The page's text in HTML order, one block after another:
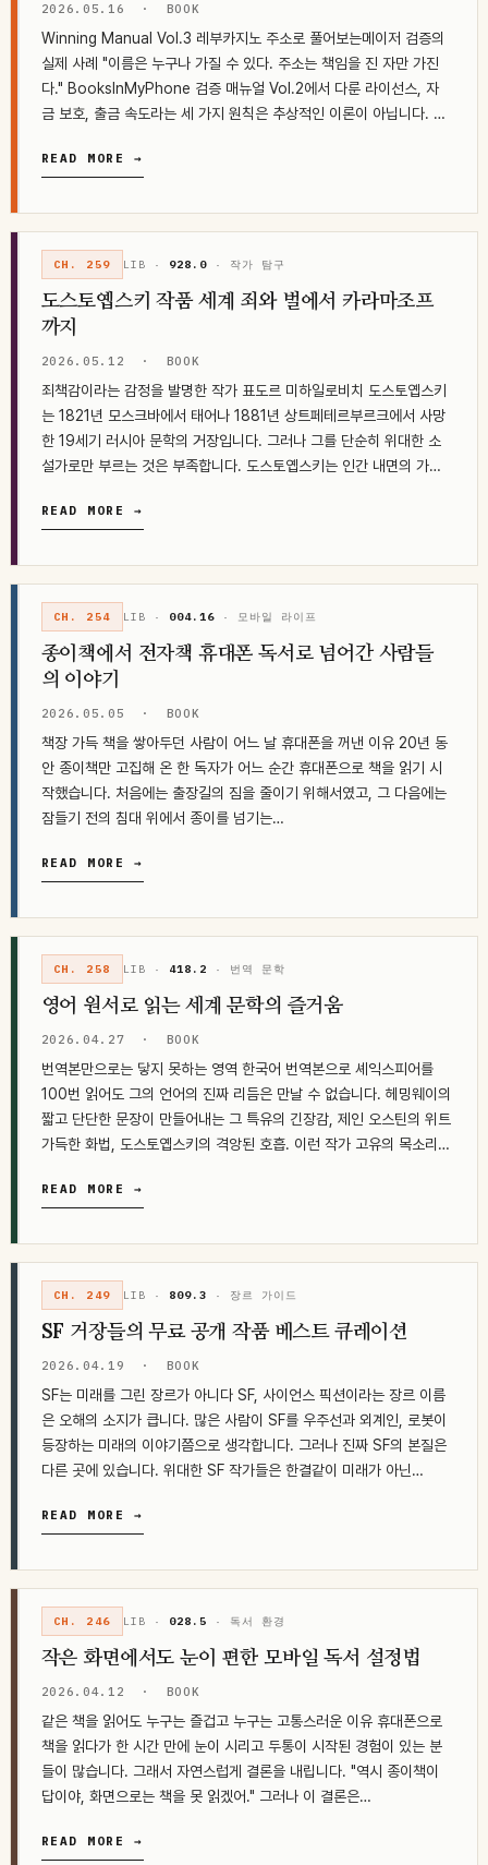
2026.05.16 · BOOK
Winning Manual Vol.3 레부카지노 주소로 풀어보는메이저 검증의
실제 사례 "이름은 누구나 가질 수 있다. 주소는 책임을 진 자만 가진
다." BooksInMyPhone 검증 매뉴얼 Vol.2에서 다룬 라이선스, 자
금 보호, 출금 속도라는 세 가지 원칙은 추상적인 이론이 아닙니다. 그
READ MORE →
CH. 259 LIB · 928.0· 작가 탐구
도스토옙스키 작품 세계 죄와 벌에서 카라마조프
까지
2026.05.12 · BOOK
죄책감이라는 감정을 발명한 작가 표도르 미하일로비치 도스토옙스키
는 1821년 모스크바에서 태어나 1881년 상트페테르부르크에서 사망
한 19세기 러시아 문학의 거장입니다. 그러나 그를 단순히 위대한 소
설가로만 부르는 것은 부족합니다. 도스토옙스키는 인간 내면의 가장
READ MORE →
CH. 254 LIB · 004.16· 모바일 라이프
종이책에서 전자책 휴대폰 독서로 넘어간 사람들
의 이야기
2026.05.05 · BOOK
책장 가득 책을 쌓아두던 사람이 어느 날 휴대폰을 꺼낸 이유 20년 동
안 종이책만 고집해 온 한 독자가 어느 순간 휴대폰으로 책을 읽기 시
작했습니다. 처음에는 출장길의 짐을 줄이기 위해서였고, 그 다음에는
잠들기 전의 침대 위에서 종이를 넘기는…
READ MORE →
CH. 258 LIB · 418.2 · 번역 문학
영어 원서로 읽는 세계 문학의 즐거움
2026.04.27 · BOOK
번역본만으로는 닿지 못하는 영역 한국어 번역본으로 셰익스피어를
100번 읽어도 그의 언어의 진짜 리듬은 만날 수 없습니다. 헤밍웨이의
짧고 단단한 문장이 만들어내는 그 특유의 긴장감, 제인 오스틴의 위트
가득한 화법, 도스토옙스키의 격앙된 호흡. 이런 작가 고유의 목소리
READ MORE →
CH. 249 LIB · 809.3 · 장르 가이드
SF 거장들의 무료 공개 작품 베스트 큐레이션
2026.04.19 · BOOK
SF는 미래를 그린 장르가 아니다 SF, 사이언스 픽션이라는 장르 이름
은 오해의 소지가 큽니다. 많은 사람이 SF를 우주선과 외계인, 로봇이
등장하는 미래의 이야기쯤으로 생각합니다. 그러나 진짜 SF의 본질은
다른 곳에 있습니다. 위대한 SF 작가들은 한결같이 미래가 아닌…
READ MORE →
CH. 246 LIB · 028.5 · 독서 환경
작은 화면에서도 눈이 편한 모바일 독서 설정법
2026.04.12 · BOOK
같은 책을 읽어도 누구는 즐겁고 누구는 고통스러운 이유 휴대폰으로
책을 읽다가 한 시간 만에 눈이 시리고 두통이 시작된 경험이 있는 분
들이 많습니다. 그래서 자연스럽게 결론을 내립니다. "역시 종이책이
답이야, 화면으로는 책을 못 읽겠어." 그러나 이 결론은…
READ MORE →